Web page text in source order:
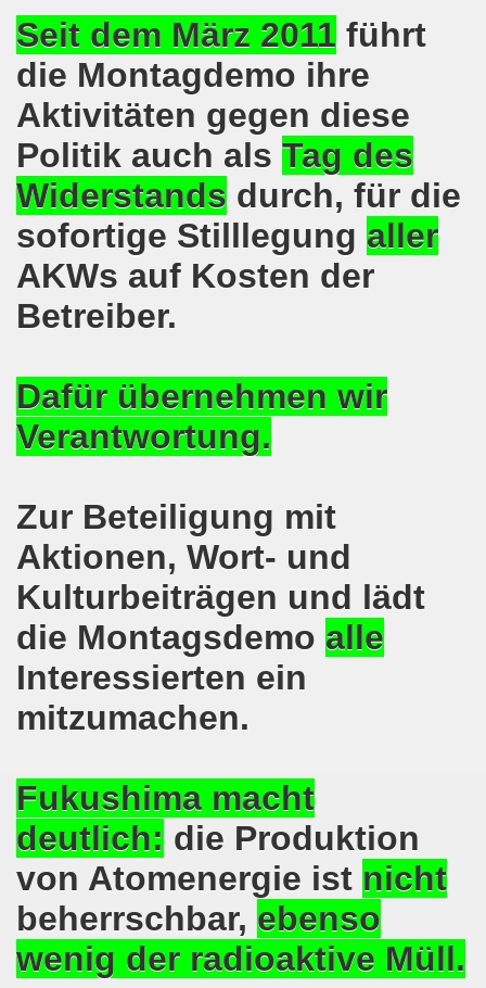
Seit dem März 2011 führt
die Montagdemo ihre
Aktivitäten gegen diese
Politik auch als Tag des
Widerstands durch, für die
sofortige Stilllegung aller
AKWs auf Kosten der
Betreiber.
Dafür übernehmen wir
Verantwortung.
Zur Beteiligung mit
Aktionen, Wort- und
Kulturbeiträgen und lädt
die Montagsdemo alle
Interessierten ein
mitzumachen.
Fukushima macht
deutlich: die Produktion
von Atomenergie ist nicht
beherrschbar, ebenso
wenig der radioaktive Müll.
nimmt am 08.04.2019 Mietfragen, Hartz IV und
Bewegung am 11.03.2019 mahnt an Folgen von
am 11.03.2019 solidarisch mit Kollegen in
am 11.03.2019 im Zeichen des
am 11.02.2019 protestiert und demonstriert
am 11.02.2019 - antifaschistische Demonstration
701. Montagsdemonstration Gelsenkirchen
stärken - jetzt erst recht!
wünscht allen Freundinnen und wünscht allen
Bewegung am 10.12.2018 mit gelben Westen und
Bewegung Gelsenkirchen mit Frank Oettler
Bewegung fordert am 03.12.2018: Freigabe des
Bewegung findet ausnahmsweise am 03.12.2018 in
vor dem Amtsgericht Gelsenkirchen: Weg mit der
Montagsdemo-Bewegung ist und bleibt wirklich jetzt
Bewegung ruft auf am 05.11.2018 zur Solidarität mit
am 24.09.2018 uneingeschränkt
am 13.10.2018 mit tollem Beitrag in Berlin
Setzen wir gemeinsam ein kämpferisches Zeichen
Montagsdemonstration: Kampf gegen